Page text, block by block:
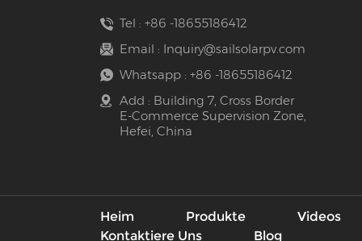
Tel : +86 -18655186412
Email : Inquiry@sailsolarpv.com
Whatsapp : +86 -18655186412
Add : Building 7, Cross Border
E-Commerce Supervision Zone,
Hefei, China
Heim Produkte Videos
Kontaktiere Uns
Blog